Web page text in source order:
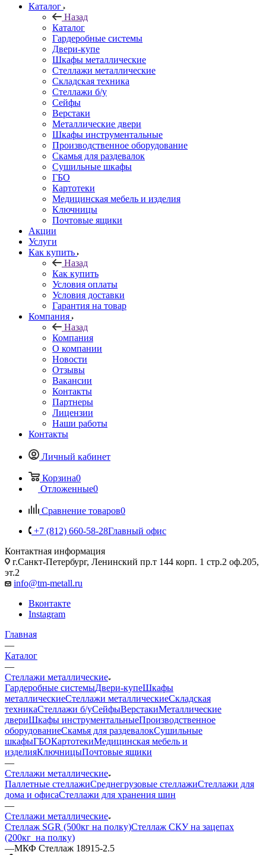
Каталог
Назад
Каталог
Гардеробные системы
Двери-купе
Шкафы металлические
Стеллажи металлические
Складская техника
Стеллажи б/у
Сейфы
Верстаки
Металлические двери
Шкафы инструментальные
Производственное оборудование
Скамья для раздевалок
Сушильные шкафы
ГБО
Картотеки
Медицинская мебель и изделия
Ключницы
Почтовые ящики
Акции
Услуги
Как купить
Назад
Как купить
Условия оплаты
Условия доставки
Гарантия на товар
Компания
Назад
Компания
О компании
Новости
Отзывы
Вакансии
Контакты
Партнеры
Лицензии
Наши работы
Контакты
Личный кабинет
Корзина0
Отложенные0
Сравнение товаров0
+7 (812) 660-58-28Главный офис
Контактная информация
г.Санкт-Петербург, Ленинский пр.т 144 корп. 1 стр.2 оф.205,
эт.2
info@tm-metall.ru
Вконтакте
Instagram
Главная
—
Каталог
—
Стеллажи металлические
Гардеробные системыДвери-купеШкафы
металлическиеСтеллажи металлическиеСкладская
техникаСтеллажи б/уСейфыВерстакиМеталлические
двериШкафы инструментальныеПроизводственное
оборудованиеСкамья для раздевалокСушильные
шкафыГБОКартотекиМедицинская мебель и
изделияКлючницыПочтовые ящики
—
Стеллажи металлические
Паллетные стеллажиСреднегрузовые стеллажиСтеллажи для
дома и офисаСтеллажи для хранения шин
—
Стеллажи металлические
Стеллаж SGR (500кг на полку)Стеллаж СКУ на зацепах
(200кг_на полку)
—МКФ Стеллаж 18915-2.5